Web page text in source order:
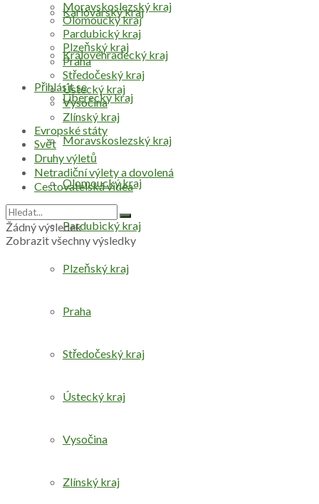
Přihlásit se
Karlovarský kraj
Královéhradecký kraj
Liberecký kraj
Moravskoslezský kraj
Olomoucký kraj
Pardubický kraj
Plzeňský kraj
Praha
Středočeský kraj
Ústecký kraj
Vysočina
Zlínský kraj
Moravskoslezský kraj
Olomoucký kraj
Pardubický kraj
Plzeňský kraj
Praha
Středočeský kraj
Ústecký kraj
Vysočina
Zlínský kraj
Evropské státy
Svět
Druhy výletů
Netradiční výlety a dovolená
Cestovatelská videa
Žádný výsledek
Zobrazit všechny výsledky